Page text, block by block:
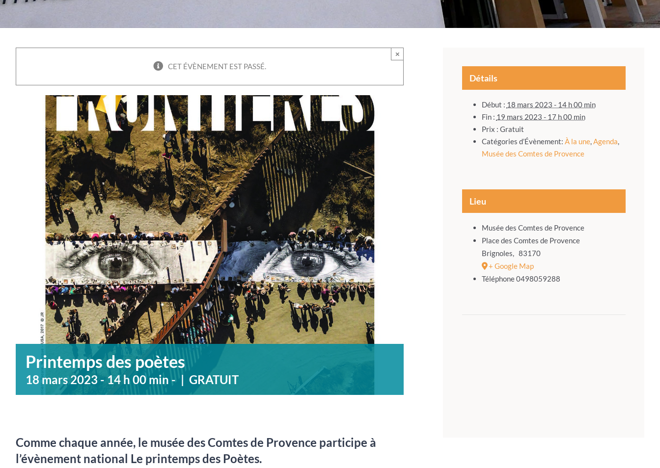
CET ÉVÈNEMENT EST PASSÉ.
×
Printemps des poètes
18 mars 2023 - 14 h 00 min- | GRATUIT
Comme chaque année, le musée des Comtes de Provence participe à
l’évènement national Le printemps des Poètes.
Détails
Début : 18 mars 2023 - 14 h 00 min
Fin : 19 mars 2023 - 17 h 00 min
Prix : Gratuit
Catégories d’Évènement: À la une,Agenda,
Musée des Comtes de Provence
Lieu
Musée des Comtes de Provence
Place des Comtes de Provence
Brignoles, 83170
+ Google Map
Téléphone0498059288